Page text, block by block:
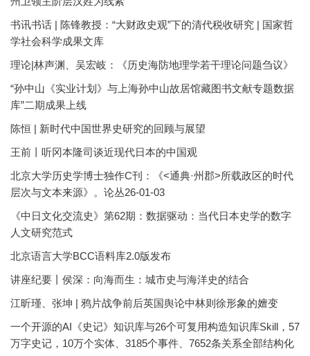
书讯书话 | 陈锋教授：“大财政史观”下的清代税收研究 | 国家哲
学社会科学成果文库
理论|林声渊、吴宏岐：《历史海防地理学若干理论问题刍议》
“孙中山《实业计划》与上海孙中山故居馆藏图书文献专题数据
库”二期成果上线
陈恒 | 新时代中国世界史研究的回顾与展望
王前丨听冈本隆司谈近现代日本的中国观
北京大学历史学博士独作C刊：《<通典·州郡>所载政区的时代
层次与文本来源》。论丛26-01-03
《中日文化交流史》第62期：数据驱动：当代日本史学的数字
人文研究范式
北京语言大学BCC语料库2.0版发布
讲座纪要丨侯深：向海而生：城市史与海洋史的结合
江昕瑾、张坤 | 鸦片战争前后英国舆论中林则徐形象的嬗变
一个开源的AI《史记》知识库与26个可复用构造知识库Skill，57
万字史记，10万个实体、3185个事件、7652条关系全部结构化